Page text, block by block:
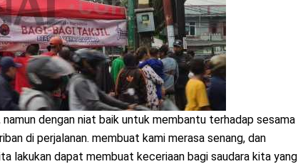
dengan niat baik untuk membantu terhadap sesama
di perjalanan. membuat kami merasa senang, dan
lakukan dapat membuat keceriaan bagi saudara kita yang